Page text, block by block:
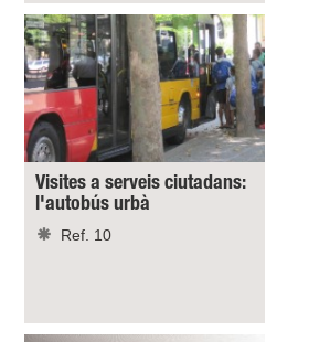
Visites a serveis ciutadans:
l'autobús urbà
Ref. 10